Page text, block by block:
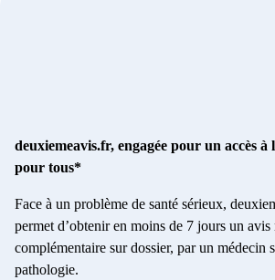
deuxiemeavis.fr, engagée pour un accès à
pour tous*
Face à un problème de santé sérieux,
permet d’obtenir en moins de 7 jours un avis
complémentaire sur dossier, par un médecin
pathologie.